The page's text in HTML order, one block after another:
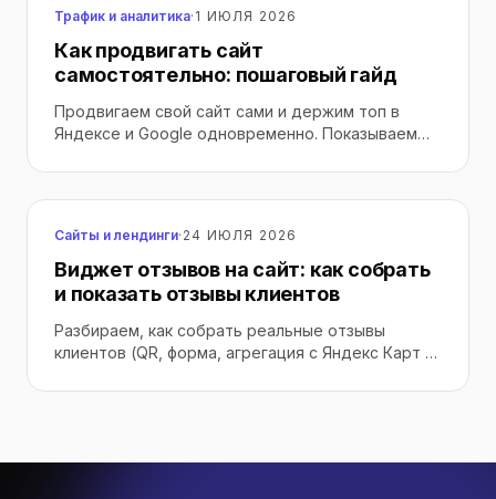
Трафик и аналитика· 1 ИЮЛЯ 2026
Как продвигать сайт
самостоятельно: пошаговый гайд
Продвигаем свой сайт сами и держим топ в
Яндексе и Google одновременно. Показываем
кластеры, техоптимизация, контент,
поведенческие — с временем, бюджетом и тем,
Сайты и лендинги· 24 ИЮЛЯ 2026
Виджет отзывов на сайт: как собрать
и показать отзывы клиентов
Разбираем, как собрать реальные отзывы
клиентов (QR, форма, агрегация с Яндекс Карт и
форматы, работа с негативом, закон о фейках и